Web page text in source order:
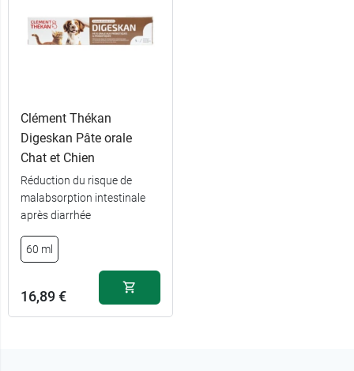
Clément Thékan
Digeskan Pâte orale
Chat et Chien
Réduction du risque de
malabsorption intestinale
après diarrhée
60 ml
16,89 €